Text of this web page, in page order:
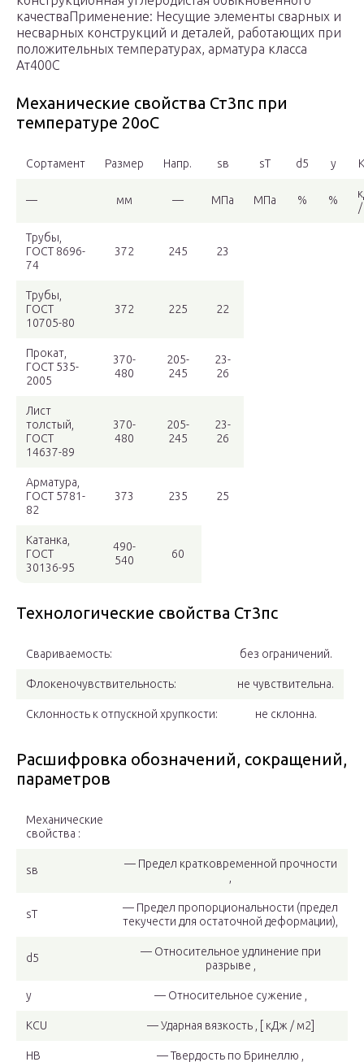
качестваПрименение: Несущие элементы сварных и
несварных конструкций и деталей, работающих при
положительных температурах, арматура класса
Ат400С
Механические свойства Ст3пс при
температуре 20oС
Сортамент Размер Напр. sв sT d5 y
— мм — МПа МПа % %
Трубы,
ГОСТ 8696-
74
372 245 23
Трубы,
ГОСТ
10705-80
372 225 22
Прокат,
ГОСТ 535-
2005
370-
480
205-
245
23-
26
Лист
толстый,
ГОСТ
14637-89
370-
480
205-
245
23-
26
Арматура,
ГОСТ 5781-
82
373 235 25
Катанка,
ГОСТ
30136-95
490-
540
60
Технологические свойства Ст3пс
Свариваемость: без ограничений.
Флокеночувствительность: не чувствительна.
Склонность к отпускной хрупкости: не склонна.
Расшифровка обозначений, сокращений,
параметров
Механические
свойства :
sв
— Предел кратковременной прочности
sT
— Предел пропорциональности (предел
текучести для остаточной деформации),
d5
— Относительное удлинение при
разрыве ,
y — Относительное сужение ,
KCU — Ударная вязкость , [ кДж / м2]
HB — Твердость по Бринеллю ,